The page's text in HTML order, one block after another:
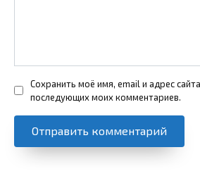
Сохранить моё имя, email и адрес
последующих моих комментариев.